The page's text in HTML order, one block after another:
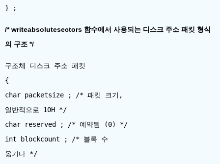
/* writeabsolutesectors 함수에서 사용되는 디스크 주소 패킷 형식
의 구조 */
구조체 디스크 주소 패킷
{
char packetsize ; /* 패킷 크기,
일반적으로 10H */
char reserved ; /* 예약됨 (0) */
int blockcount ; /* 블록 수
옮기다 */